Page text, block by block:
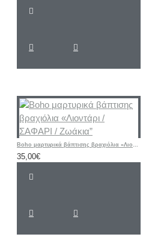
Boho μαρτυρικά βάπτισης βραχιόλια «Λιοντάρι / ΣΑΦΑΡΙ / Ζωάκια”
35,00€